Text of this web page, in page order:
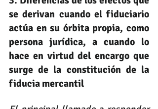
se derivan cuando el fiduciario
actúa en su órbita propia, como
persona jurídica, a cuando lo
hace en virtud del encargo que
surge de la constitución de la
fiducia mercantil